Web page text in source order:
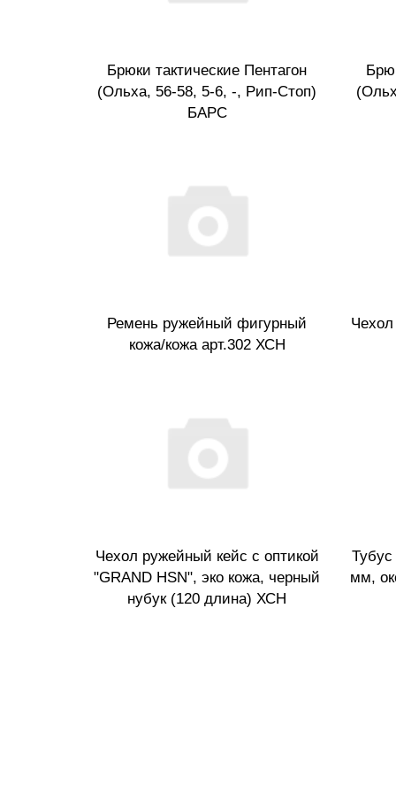
Брюки тактические Пентагон
(Ольха, 56-58, 5-6, -, Рип-Стоп)
БАРС
Ремень ружейный фигурный
кожа/кожа арт.302 ХСН
Чехол ружейный кейс с оптикой
"GRAND HSN", эко кожа, черный
нубук (120 длина) ХСН
Тубус
мм,